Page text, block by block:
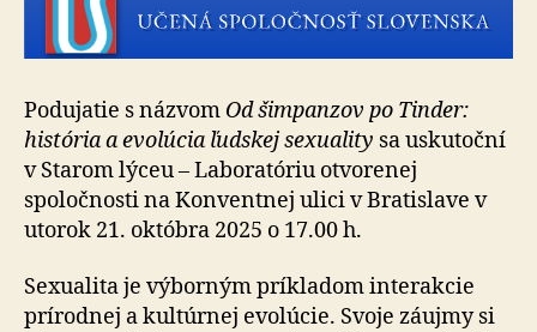
Podujatie s názvom Od šimpanzov po Tinder:
história a evolúcia ľudskej sexuality sa uskutoční
v Starom lýceu – Laboratóriu otvorenej
spoločnosti na Konventnej ulici v Bratislave v
utorok 21. októbra 2025 o 17.00 h.
Sexualita je výborným príkladom interakcie
prírodnej a kultúrnej evolúcie. Svoje záujmy si